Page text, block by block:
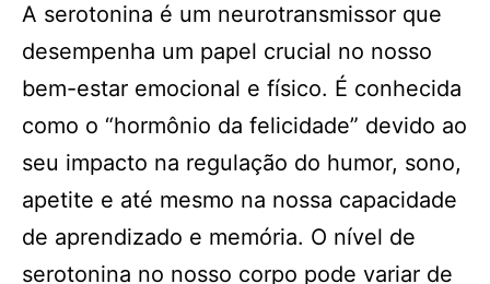
A serotonina é um neurotransmissor que
desempenha um papel crucial no nosso
bem-estar emocional e físico. É conhecida
como o “hormônio da felicidade” devido ao
seu impacto na regulação do humor, sono,
apetite e até mesmo na nossa capacidade
de aprendizado e memória. O nível de
serotonina no nosso corpo pode variar de